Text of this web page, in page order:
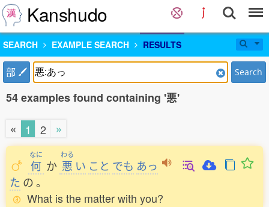
Kanshudo
SEARCH EXAMPLE SEARCH RESULTS
部 Search
54 examples found containing '悪'
« 1 2 »
なに
何 か
わる
悪 い こと でも あっ
た の。
What is the matter with you?